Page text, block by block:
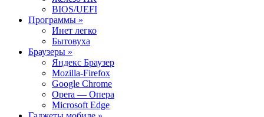
BIOS/UEFI
Программы »
Инет легко
Бытовуха
Браузеры »
Яндекс Браузер
Mozilla-Firefox
Google Chrome
Opera — Опера
Microsoft Edge